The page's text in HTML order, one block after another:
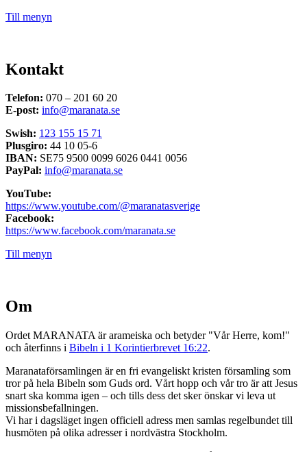
Till menyn
Kontakt
Telefon: 070 – 201 60 20
E-post: info@maranata.se
Swish: 123 155 15 71
Plusgiro: 44 10 05-6
IBAN: SE75 9500 0099 6026 0441 0056
PayPal: info@maranata.se
YouTube:
https://www.youtube.com/@maranatasverige
Facebook:
https://www.facebook.com/maranata.se
Till menyn
Om
Ordet MARANATA är arameiska och betyder "Vår Herre, kom!"
och återfinns i Bibeln i 1 Korintierbrevet 16:22.
Maranataförsamlingen är en fri evangeliskt kristen församling som
tror på hela Bibeln som Guds ord. Vårt hopp och vår tro är att Jesus
snart ska komma igen – och tills dess det sker önskar vi leva ut
missionsbefallningen.
Vi har i dagsläget ingen officiell adress men samlas regelbundet till
husmöten på olika adresser i nordvästra Stockholm.